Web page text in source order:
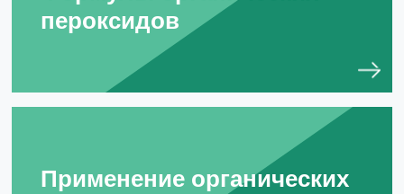
пероксидов
Применение органических